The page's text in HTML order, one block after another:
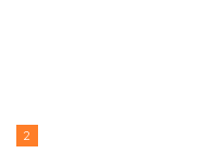
2